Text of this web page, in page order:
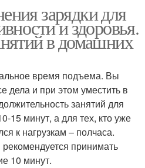
зарядки для
и здоровья.
в домашних
время подъема. Вы
дела и при этом уместить в
занятий для
15 минут, а для тех, кто уже
к нагрузкам – полчаса.
принимать
10 минут.